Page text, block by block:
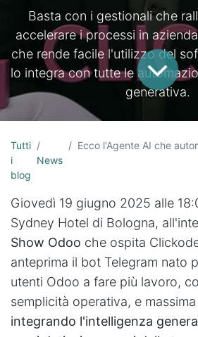
Basta con i gestionali che
accelerare i processi in
che rende facile l'utilizzo del
lo integra con tutte le
generativa.
Tutti
i
blog
News
Ecco l'Agente AI che automatizza il tuo lavoro quotidiano: un bot tuo
Giovedì 19 giugno 2025 alle
Sydney Hotel di Bologna,
Show Odoo che ospita
anteprima il bot Telegram nato
utenti Odoo a fare più lavoro,
semplicità operativa, e
integrando l'intelligenza